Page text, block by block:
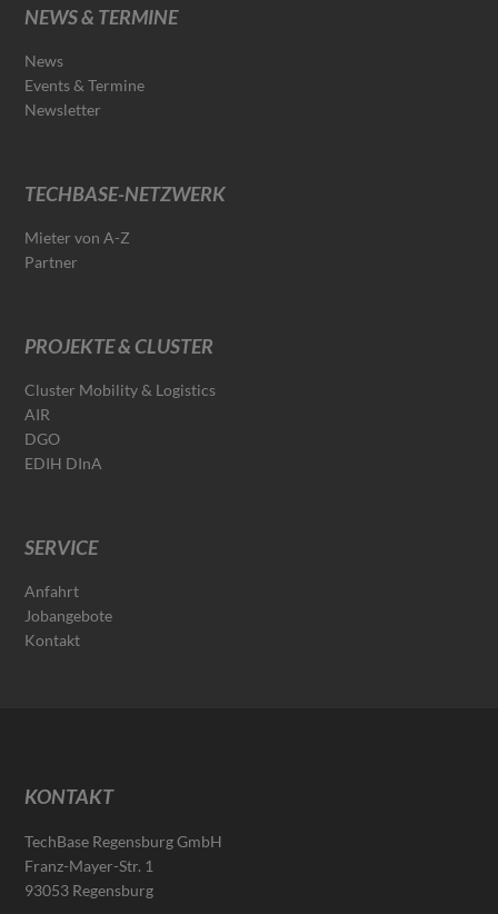
NEWS & TERMINE
News
Events & Termine
Newsletter
TECHBASE-NETZWERK
Mieter von A-Z
Partner
PROJEKTE & CLUSTER
Cluster Mobility & Logistics
AIR
DGO
EDIH DInA
SERVICE
Anfahrt
Jobangebote
Kontakt
KONTAKT
TechBase Regensburg GmbH
Franz-Mayer-Str. 1
93053 Regensburg